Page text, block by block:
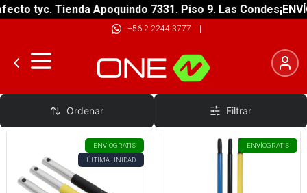
tyc. Tienda Apoquindo 7331. Piso 9. Las Condes
+56 2 2244 3777 |
OARS
Ordenar Filtrar
ENVÍOGRATIS
ÚLTIMA UNIDAD
ENVÍOGRATIS